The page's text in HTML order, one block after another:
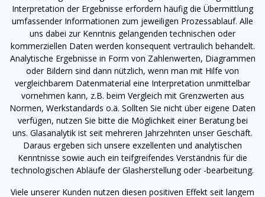
Interpretation der Ergebnisse erfordern häufig die Übermittlung
umfassender Informationen zum jeweiligen Prozessablauf. Alle
uns dabei zur Kenntnis gelangenden technischen oder
kommerziellen Daten werden konsequent vertraulich behandelt.
Analytische Ergebnisse in Form von Zahlenwerten, Diagrammen
oder Bildern sind dann nützlich, wenn man mit Hilfe von
vergleichbarem Datenmaterial eine Interpretation unmittelbar
vornehmen kann, z.B. beim Vergleich mit Grenzwerten aus
Normen, Werkstandards o.ä. Sollten Sie nicht über eigene Daten
verfügen, nutzen Sie bitte die Möglichkeit einer Beratung bei
uns. Glasanalytik ist seit mehreren Jahrzehnten unser Geschäft.
Daraus ergeben sich unsere exzellenten und analytischen
Kenntnisse sowie auch ein teifgreifendes Verständnis für die
technologischen Abläufe der Glasherstellung oder -bearbeitung.
Viele unserer Kunden nutzen diesen positiven Effekt seit langem